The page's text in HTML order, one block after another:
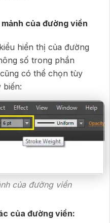
của đường viền
hiển thị của đường
số trong phần
có thể chọn tùy
của đường viền
của đường viền: